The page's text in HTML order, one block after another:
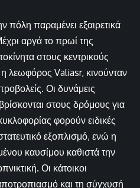
πόλη παραμένει εξαιρετικά
αργά το πρωί της
στους κεντρικούς
λεωφόρος Valiasr, κινούνταν
Οι δυνάμεις
στους δρόμους για
φορούν ειδικές
εξοπλισμό, ενώ η
καυσίμου καθιστά την
Οι κάτοικοι
και τη σύγχυσή